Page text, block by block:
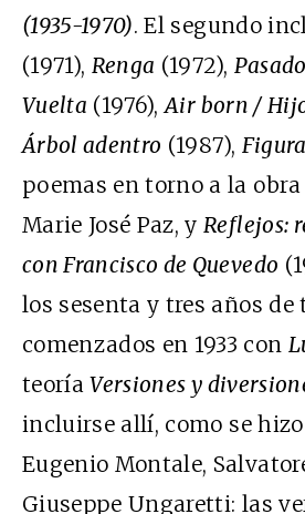
(1935-1970). El segundo
(1971), Renga (1972),
Vuelta (1976),Air born /
Árbol adentro (1987),
poemas en torno a la
Marie José Paz, yReflejos:
con Francisco de Quevedo
los sesenta y tres años de
comenzados en 1933 con
teoríaVersiones y
incluirse allí, como se
Eugenio Montale,
Giuseppe Ungaretti: las